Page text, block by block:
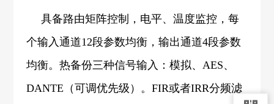
具备路由矩阵控制，电平、温度监控，每
个输入通道12段参数均衡，输出通道4段参数
均衡。热备份三种信号输入：模拟、AES、
DANTE（可调优先级）。FIR或者IRR分频滤